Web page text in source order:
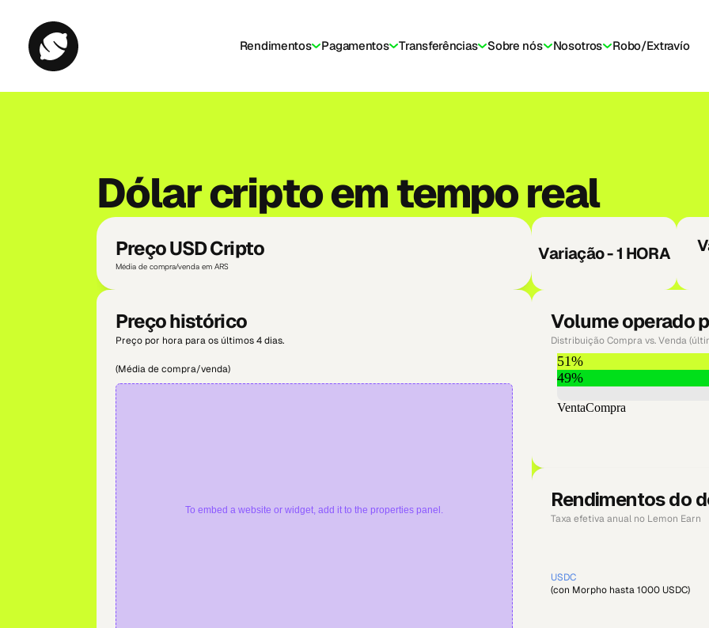
Rendimentos Pagamentos Transferências Sobre nós Nosotros Robo/Extravío
CarteiraViva em criptoComunidadeAprendaTransparência
Dólar cripto em tempo real
Preço USD Cripto
Média de compra/venda em ARS
Variação - 1 HORA
Preço histórico
Preço por hora para os últimos 4 dias.
(Média de compra/venda)
To embed a website or widget, add it to the properties panel.
Volume operado
Distribuição Compra vs. Venda
Rendimentos do
Taxa efetiva anual no Lemon Earn
USDC
(con Morpho hasta 1000 USDC)